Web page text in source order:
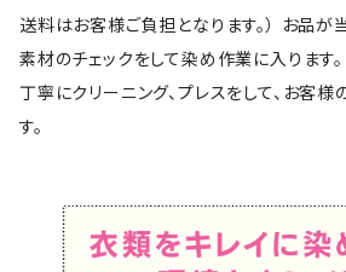
送料はお客様ご負担となります。） お品が
素材のチェックをして染め作業に入ります
丁寧にクリーニング、プレスをして、お客
す。